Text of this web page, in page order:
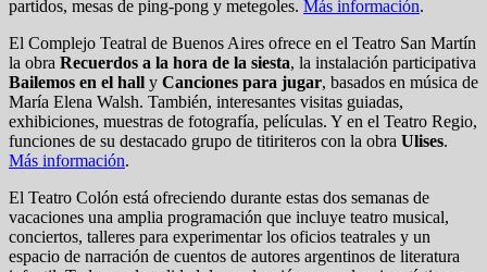
partidos, mesas de ping-pong y metegoles. Más información.
El Complejo Teatral de Buenos Aires ofrece en el Teatro San Martín
la obra Recuerdos a la hora de la siesta, la instalación participativa
Bailemos en el hall y Canciones para jugar, basados en música de
María Elena Walsh. También, interesantes visitas guiadas,
exhibiciones, muestras de fotografía, películas. Y en el Teatro Regio,
funciones de su destacado grupo de titiriteros con la obra Ulises.
Más información.
El Teatro Colón está ofreciendo durante estas dos semanas de
vacaciones una amplia programación que incluye teatro musical,
conciertos, talleres para experimentar los oficios teatrales y un
espacio de narración de cuentos de autores argentinos de literatura